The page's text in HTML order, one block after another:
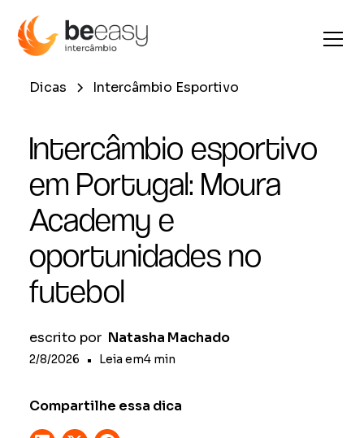
Dicas Intercâmbio Esportivo
Intercâmbio esportivo
em Portugal: Moura
Academy e
oportunidades no
futebol
escrito por Natasha Machado
2/8/2026 • Leia em4 min
Compartilhe essa dica